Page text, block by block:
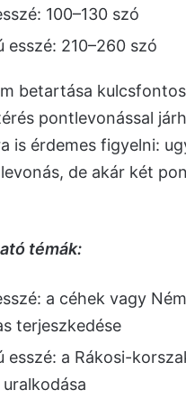
100–130 szó
esszé: 210–260 szó
betartása
pontlevonással
is érdemes figyelni:
de akár két
témák:
a céhek vagy
terjeszkedése
esszé: a Rákosi-